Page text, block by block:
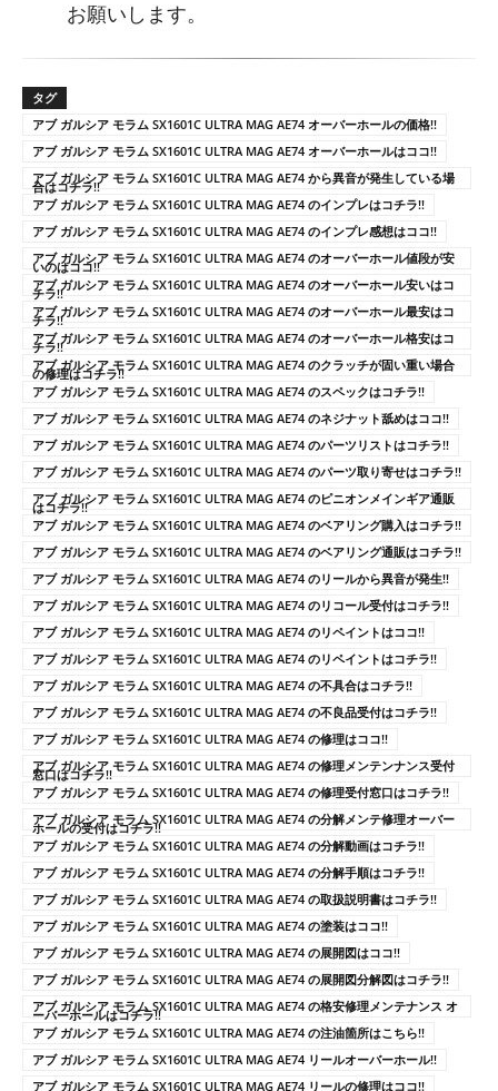
お願いします。
タグ
アブ ガルシア モラム SX1601C ULTRA MAG AE74 オーバーホールの価格!!
アブ ガルシア モラム SX1601C ULTRA MAG AE74 オーバーホールはココ!!
アブ ガルシア モラム SX1601C ULTRA MAG AE74 から異音が発生している場
合はコチラ!!
アブ ガルシア モラム SX1601C ULTRA MAG AE74 のインプレはコチラ!!
アブ ガルシア モラム SX1601C ULTRA MAG AE74 のインプレ感想はココ!!
アブ ガルシア モラム SX1601C ULTRA MAG AE74 のオーバーホール値段が安
いのはココ!!
アブ ガルシア モラム SX1601C ULTRA MAG AE74 のオーバーホール安いはコ
チラ!!
アブ ガルシア モラム SX1601C ULTRA MAG AE74 のオーバーホール最安はコ
チラ!!
アブ ガルシア モラム SX1601C ULTRA MAG AE74 のオーバーホール格安はコ
チラ!!
アブ ガルシア モラム SX1601C ULTRA MAG AE74 のクラッチが固い重い場合
の修理はコチラ!!
アブ ガルシア モラム SX1601C ULTRA MAG AE74 のスペックはコチラ!!
アブ ガルシア モラム SX1601C ULTRA MAG AE74 のネジナット舐めはココ!!
アブ ガルシア モラム SX1601C ULTRA MAG AE74 のパーツリストはコチラ!!
アブ ガルシア モラム SX1601C ULTRA MAG AE74 のパーツ取り寄せはコチラ!!
アブ ガルシア モラム SX1601C ULTRA MAG AE74 のピニオンメインギア通販
はコチラ!!
アブ ガルシア モラム SX1601C ULTRA MAG AE74 のベアリング購入はコチラ!!
アブ ガルシア モラム SX1601C ULTRA MAG AE74 のベアリング通販はコチラ!!
アブ ガルシア モラム SX1601C ULTRA MAG AE74 のリールから異音が発生!!
アブ ガルシア モラム SX1601C ULTRA MAG AE74 のリコール受付はコチラ!!
アブ ガルシア モラム SX1601C ULTRA MAG AE74 のリペイントはココ!!
アブ ガルシア モラム SX1601C ULTRA MAG AE74 のリペイントはコチラ!!
アブ ガルシア モラム SX1601C ULTRA MAG AE74 の不具合はコチラ!!
アブ ガルシア モラム SX1601C ULTRA MAG AE74 の不良品受付はコチラ!!
アブ ガルシア モラム SX1601C ULTRA MAG AE74 の修理はココ!!
アブ ガルシア モラム SX1601C ULTRA MAG AE74 の修理メンテンナンス受付
窓口はコチラ!!
アブ ガルシア モラム SX1601C ULTRA MAG AE74 の修理受付窓口はコチラ!!
アブ ガルシア モラム SX1601C ULTRA MAG AE74 の分解メンテ修理オーバー
ホールの受付はコチラ!!
アブ ガルシア モラム SX1601C ULTRA MAG AE74 の分解動画はコチラ!!
アブ ガルシア モラム SX1601C ULTRA MAG AE74 の分解手順はコチラ!!
アブ ガルシア モラム SX1601C ULTRA MAG AE74 の取扱説明書はコチラ!!
アブ ガルシア モラム SX1601C ULTRA MAG AE74 の塗装はココ!!
アブ ガルシア モラム SX1601C ULTRA MAG AE74 の展開図はココ!!
アブ ガルシア モラム SX1601C ULTRA MAG AE74 の展開図分解図はコチラ!!
アブ ガルシア モラム SX1601C ULTRA MAG AE74 の格安修理メンテナンス オ
ーバーホールはコチラ!!
アブ ガルシア モラム SX1601C ULTRA MAG AE74 の注油箇所はこちら!!
アブ ガルシア モラム SX1601C ULTRA MAG AE74 リールオーバーホール!!
アブ ガルシア モラム SX1601C ULTRA MAG AE74 リールの修理はココ!!